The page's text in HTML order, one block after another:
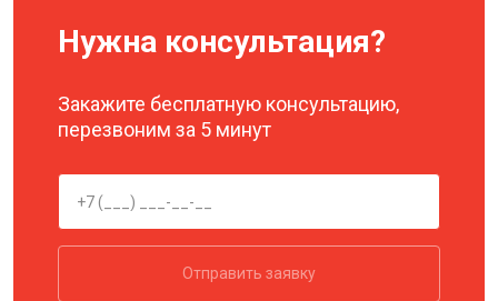
Нужна консультация?
Закажите бесплатную консультацию,
перезвоним за 5 минут
Отправить заявку